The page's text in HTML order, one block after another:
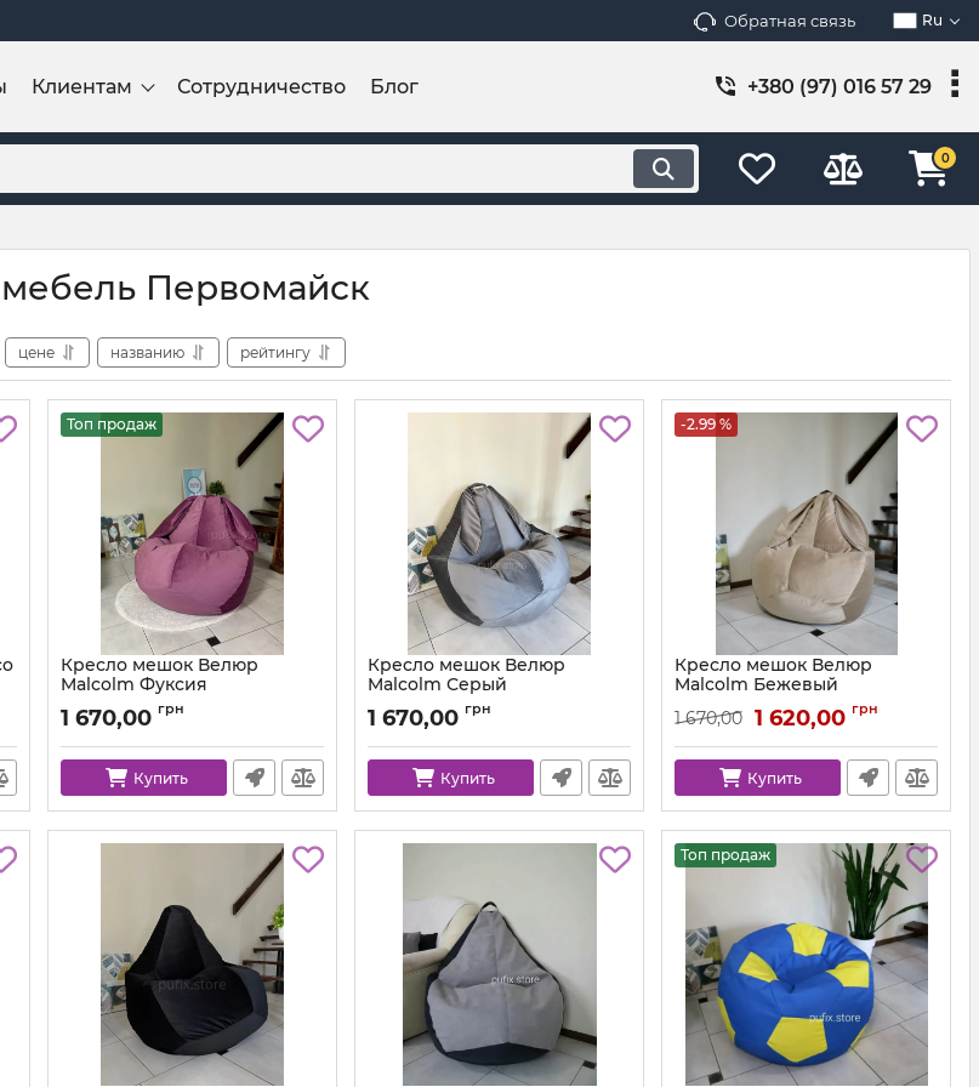
Обратная связь Ru
Клиентам Сотрудничество Блог +380 (97) 016 57 29
0
мебель Первомайск
цене названию рейтингу
Топ продаж
Кресло мешок Велюр
Malcolm Фуксия
Артикул: km-malcolm-13-l
1 670,00 грн
Купить
Кресло мешок Велюр
Malcolm Серый
Артикул: km-malcolm-57-l
1 670,00 грн
Купить
-2.99 %
Кресло мешок Велюр
Malcolm Бежевый
Артикул: km-malcolm-18-l
1 670,00 1 620,00 грн
Купить
Топ продаж